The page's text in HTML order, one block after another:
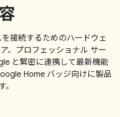
接続するためのハードウェ
、プロフェッショナル サー
と緊密に連携して最新機能
Home バッジ向けに製品